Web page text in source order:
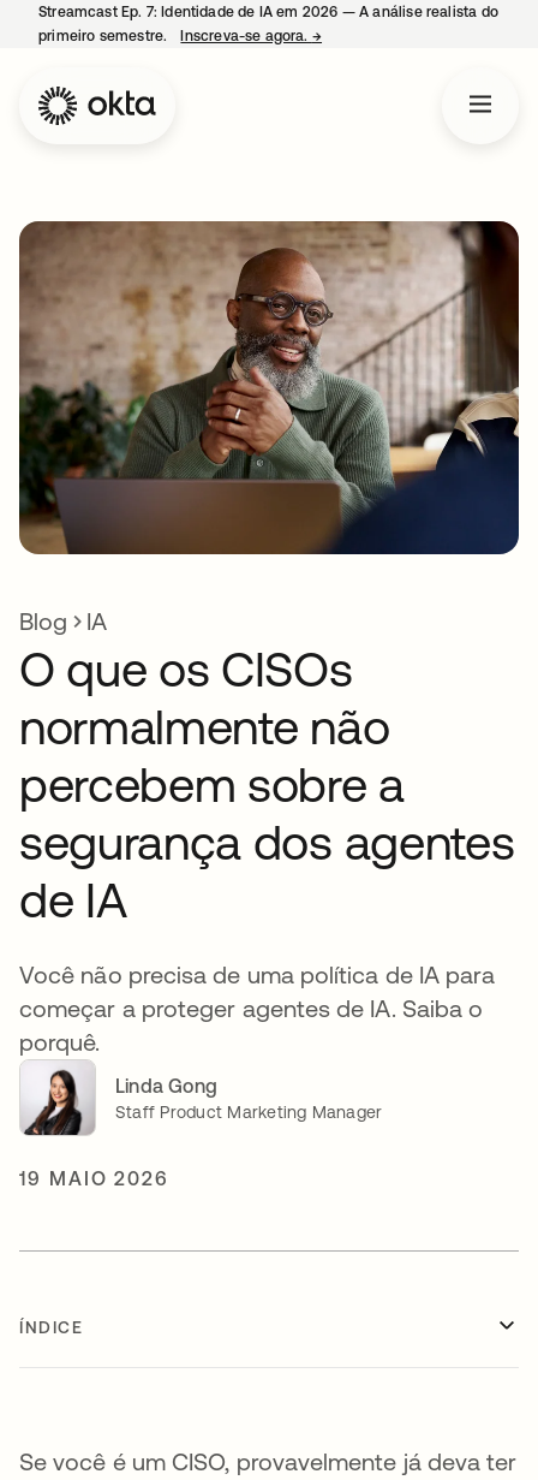
Streamcast Ep. 7: Identidade de IA em 2026 — A análise realista do
primeiro semestre.
Inscreva-se agora. →
Blog IA
O que os CISOs
normalmente não
percebem sobre a
segurança dos agentes
de IA
Você não precisa de uma política de IA para
começar a proteger agentes de IA. Saiba o
porquê.
Linda Gong
Staff Product Marketing Manager
19 MAIO 2026
ÍNDICE
Se você é um CISO, provavelmente já deva ter